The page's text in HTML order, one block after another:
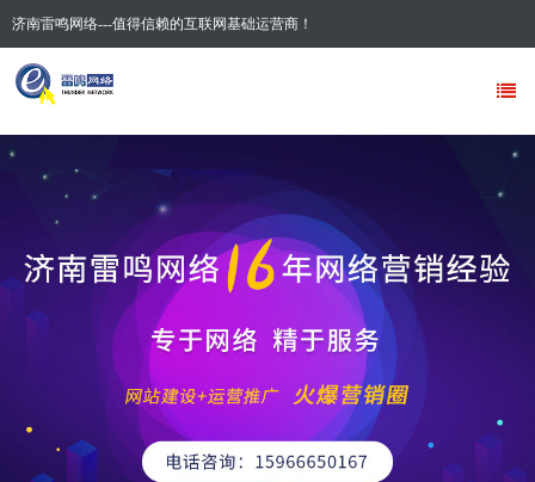
济南雷鸣网络---值得信赖的互联网基础运营商！